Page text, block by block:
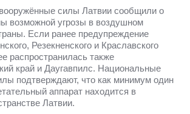
силы Латвии сообщили о
возможной угрозы в воздушном
Если ранее предупреждение
Резекненского и Краславского
распространилась также
край и Даугавпилс. Национальные
подтверждают, что как минимум один
аппарат находится в
Латвии.